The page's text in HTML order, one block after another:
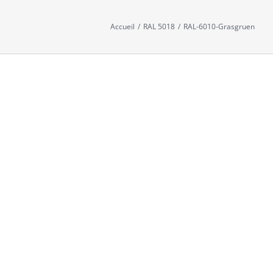
Accueil / RAL 5018 / RAL-6010-Grasgruen